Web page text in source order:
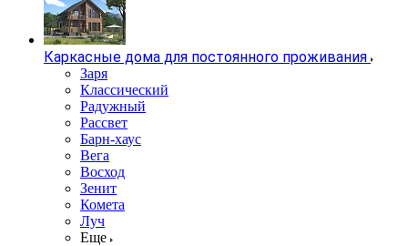
Каркасные дома для постоянного проживания
Заря
Классический
Радужный
Рассвет
Барн-хаус
Вега
Восход
Зенит
Комета
Луч
Еще